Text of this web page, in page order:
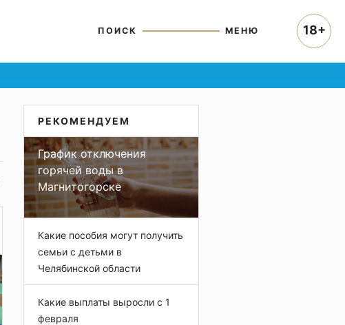
ПОИСК МЕНЮ
РЕКОМЕНДУЕМ
График отключения
горячей воды в
Магнитогорске
Какие пособия могут получить
семьи с детьми в
Челябинской области
Какие выплаты выросли с 1
февраля
18+